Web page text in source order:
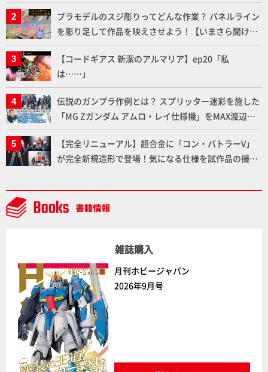
メラ永久保存化プロジェクト FINAL」
プラモデルのスジ彫りってどんな作業？ パネルライン
を彫り足して作品を映えさせよう！【いまさら聞けな
いプラモデルの基礎：スジ彫りとパネルライン】
【コードギアス 新潔のアルマリア】ep20「私
は……」
伝説のガンプラ作例とは？ スプリッター迷彩を施した
「MG Zガンダム アムロ・レイ仕様機」をMAX渡辺が
ふたたび塗る!!【試し読み】
【完全リニューアル】超合金に「コン・バトラーV」
が完全新規造形で登場！気になる仕様を試作品の撮り
ト」セット情報もお届け！【超合金の魂】
雑誌購入
月刊ホビージャパン
2026年9月号